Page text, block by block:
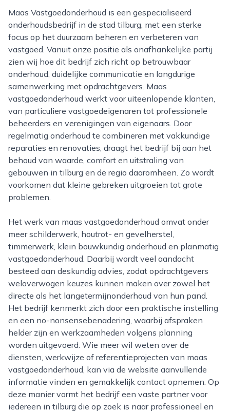
Maas Vastgoedonderhoud is een gespecialiseerd
onderhoudsbedrijf in de stad tilburg, met een sterke
focus op het duurzaam beheren en verbeteren van
vastgoed. Vanuit onze positie als onafhankelijke partij
zien wij hoe dit bedrijf zich richt op betrouwbaar
onderhoud, duidelijke communicatie en langdurige
samenwerking met opdrachtgevers. Maas
vastgoedonderhoud werkt voor uiteenlopende klanten,
van particuliere vastgoedeigenaren tot professionele
beheerders en verenigingen van eigenaars. Door
regelmatig onderhoud te combineren met vakkundige
reparaties en renovaties, draagt het bedrijf bij aan het
behoud van waarde, comfort en uitstraling van
gebouwen in tilburg en de regio daaromheen. Zo wordt
voorkomen dat kleine gebreken uitgroeien tot grote
problemen.
Het werk van maas vastgoedonderhoud omvat onder
meer schilderwerk, houtrot- en gevelherstel,
timmerwerk, klein bouwkundig onderhoud en planmatig
vastgoedonderhoud. Daarbij wordt veel aandacht
besteed aan deskundig advies, zodat opdrachtgevers
weloverwogen keuzes kunnen maken over zowel het
directe als het langetermijnonderhoud van hun pand.
Het bedrijf kenmerkt zich door een praktische instelling
en een no-nonsensebenadering, waarbij afspraken
helder zijn en werkzaamheden volgens planning
worden uitgevoerd. Wie meer wil weten over de
diensten, werkwijze of referentieprojecten van maas
vastgoedonderhoud, kan via de website aanvullende
informatie vinden en gemakkelijk contact opnemen. Op
deze manier vormt het bedrijf een vaste partner voor
iedereen in tilburg die op zoek is naar professioneel en